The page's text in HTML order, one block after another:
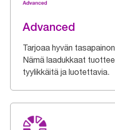
Advanced
Tarjoaa hyvän
Nämä laadukkaat
tyylikkäitä ja luotettavia.